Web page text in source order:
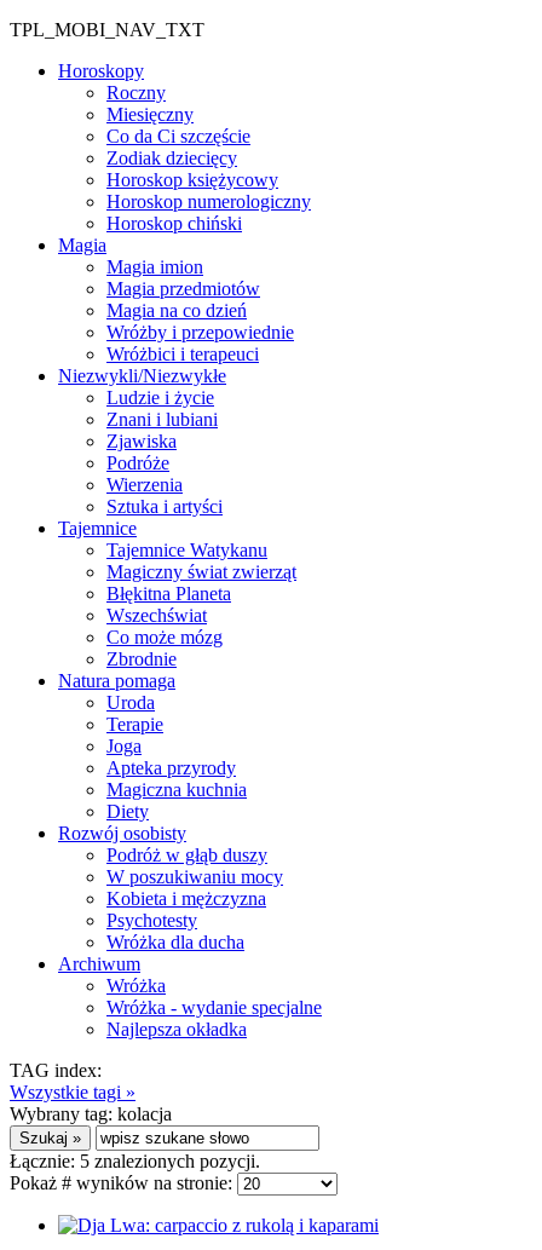
TPL_MOBI_NAV_TXT
Horoskopy
Roczny
Miesięczny
Co da Ci szczęście
Zodiak dziecięcy
Horoskop księżycowy
Horoskop numerologiczny
Horoskop chiński
Magia
Magia imion
Magia przedmiotów
Magia na co dzień
Wróżby i przepowiednie
Wróżbici i terapeuci
Niezwykli/Niezwykłe
Ludzie i życie
Znani i lubiani
Zjawiska
Podróże
Wierzenia
Sztuka i artyści
Tajemnice
Tajemnice Watykanu
Magiczny świat zwierząt
Błękitna Planeta
Wszechświat
Co może mózg
Zbrodnie
Natura pomaga
Uroda
Terapie
Joga
Apteka przyrody
Magiczna kuchnia
Diety
Rozwój osobisty
Podróż w głąb duszy
W poszukiwaniu mocy
Kobieta i mężczyzna
Psychotesty
Wróżka dla ducha
Archiwum
Wróżka
Wróżka - wydanie specjalne
Najlepsza okładka
TAG index:
Wszystkie tagi »
Wybrany tag: kolacja
Łącznie: 5 znalezionych pozycji.
Pokaż # wyników na stronie: